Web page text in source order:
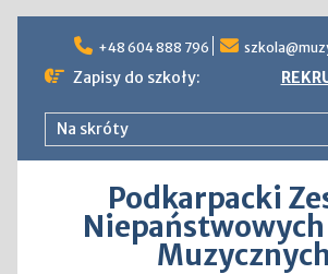
content
+48 604 888 796
Zapisy do szkoły:
Na skróty
Podkarpacki
Niepaństwowych
Muzycznych